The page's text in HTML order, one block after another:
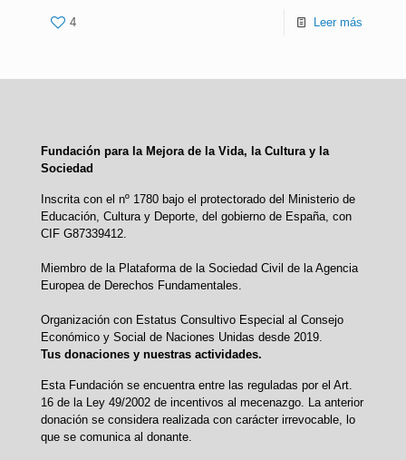
4 Leer más
Fundación para la Mejora de la Vida, la Cultura y la
Sociedad
Inscrita con el nº 1780 bajo el protectorado del Ministerio de
Educación, Cultura y Deporte, del gobierno de España, con
CIF G87339412.
Miembro de la Plataforma de la Sociedad Civil de la Agencia
Europea de Derechos Fundamentales.
Organización con Estatus Consultivo Especial al Consejo
Económico y Social de Naciones Unidas desde 2019.
Tus donaciones y nuestras actividades.
Esta Fundación se encuentra entre las reguladas por el Art.
16 de la Ley 49/2002 de incentivos al mecenazgo. La anterior
donación se considera realizada con carácter irrevocable, lo
que se comunica al donante.